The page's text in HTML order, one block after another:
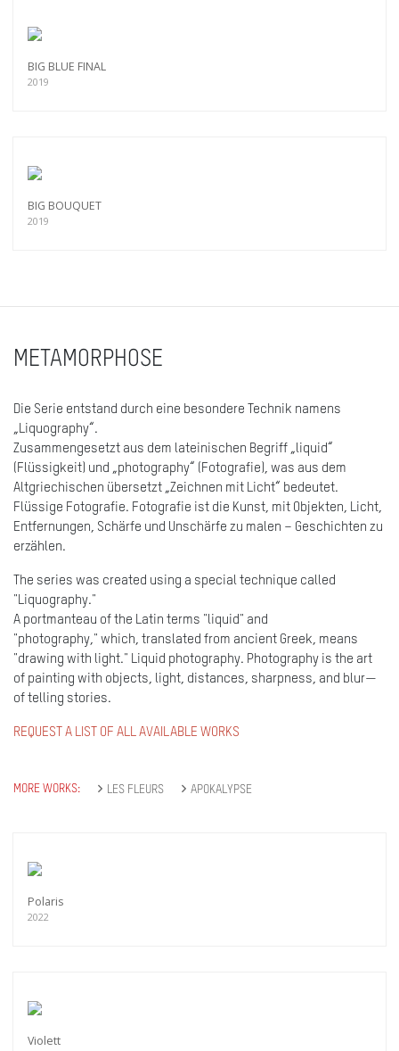
BIG BLUE FINAL
2019
BIG BOUQUET
2019
METAMORPHOSE
Die Serie entstand durch eine besondere Technik namens
„Liquography“.
Zusammengesetzt aus dem lateinischen Begriff „liquid“
(Flüssigkeit) und „photography“ (Fotografie), was aus dem
Altgriechischen übersetzt „Zeichnen mit Licht“ bedeutet.
Flüssige Fotografie. Fotografie ist die Kunst, mit Objekten, Licht,
Entfernungen, Schärfe und Unschärfe zu malen – Geschichten zu
erzählen.
The series was created using a special technique called
"Liquography."
A portmanteau of the Latin terms "liquid" and
"photography," which, translated from ancient Greek, means
"drawing with light." Liquid photography. Photography is the art
of painting with objects, light, distances, sharpness, and blur—
of telling stories.
REQUEST A LIST OF ALL AVAILABLE WORKS
MORE WORKS: LES FLEURS APOKALYPSE
Polaris
2022
Violett